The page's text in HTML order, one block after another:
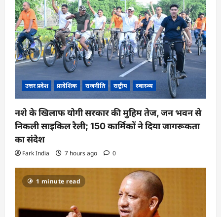
उत्तर प्रदेश प्रादेशिक राजनीति राष्ट्रीय स्वास्थ्य
नशे के खिलाफ योगी सरकार की मुहिम तेज, जन भवन से
निकली साइकिल रैली; 150 कार्मिकों ने दिया जागरूकता
का संदेश
Fark India 7 hours ago 0
1 minute read